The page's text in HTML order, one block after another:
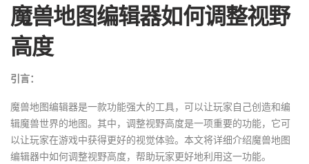
魔兽地图编辑器如何调整视野
高度
引言：
魔兽地图编辑器是一款功能强大的工具，可以让玩家自己创造和编
辑魔兽世界的地图。其中，调整视野高度是一项重要的功能，它可
以让玩家在游戏中获得更好的视觉体验。本文将详细介绍魔兽地图
编辑器中如何调整视野高度，帮助玩家更好地利用这一功能。